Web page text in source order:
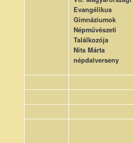
Evangélikus
Gimnáziumok
Népművészeti
Találkozója
Nits Márta
népdalverseny